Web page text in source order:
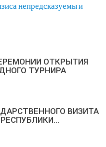
непредсказуемы и
ОТКРЫТИЯ
ТУРНИРА
ВИЗИТА